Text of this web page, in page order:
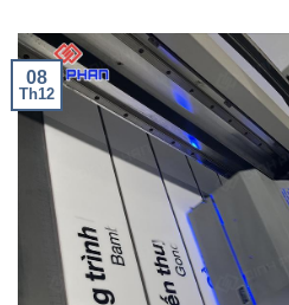
08
Th12